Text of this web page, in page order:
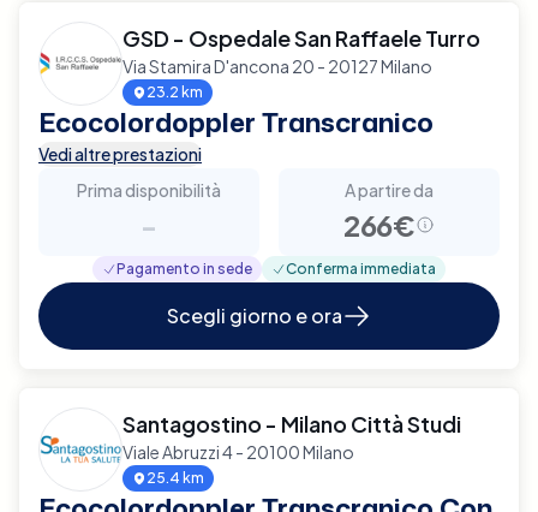
GSD - Ospedale San Raffaele Turro
Via Stamira D'ancona 20 - 20127 Milano
23.2 km
Ecocolordoppler Transcranico
Vedi altre prestazioni
Prima disponibilità
-
A partire da
266€
Pagamento in sede Conferma immediata
Scegli giorno e ora
Santagostino - Milano Città Studi
Viale Abruzzi 4 - 20100 Milano
25.4 km